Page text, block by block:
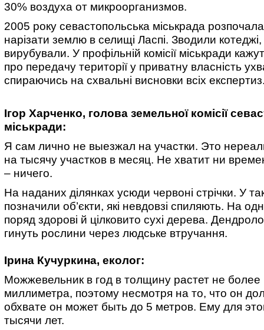
30% воздуха от микроорганизмов.
2005 року севастопольська міськрада
нарізати землю в селищі Ласпі. Зводили котеджі,
вирубували. У профільній комісії міськради
про передачу території у приватну власність
спираючись на схвальні висновки всіх
Ігор Харченко, голова земельної комісії
міськради:
Я сам лично не выезжал на участки. Это
на тысячу участков в месяц. Не хватит ни
– ничего.
На наданих ділянках усюди червоні стрічки. У
позначили об’єкти, які невдовзі спиляють. На
поряд здорові й цілковито сухі дерева.
гинуть рослини через людське втручання.
Ірина Кучуркина, еколог:
Можжевельник в год в толщину растет не более
миллиметра, поэтому несмотря на то, что он
обхвате он может быть до 5 метров. Ему для
тысячи лет.